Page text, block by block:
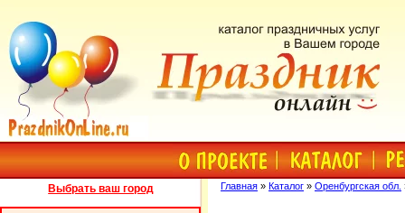
Выбрать ваш город Главная » Каталог » Оренбургская обл.